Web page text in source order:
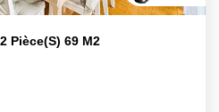
Pièce(s) 69 M2